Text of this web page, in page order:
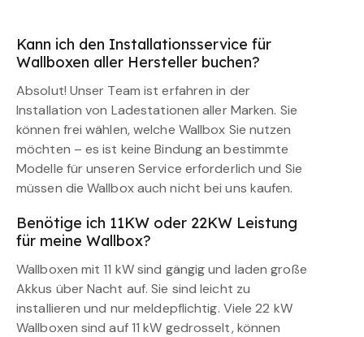
Kann ich den Installationsservice für
Wallboxen aller Hersteller buchen?
Absolut! Unser Team ist erfahren in der
Installation von Ladestationen aller Marken. Sie
können frei wählen, welche Wallbox Sie nutzen
möchten – es ist keine Bindung an bestimmte
Modelle für unseren Service erforderlich und Sie
müssen die Wallbox auch nicht bei uns kaufen.
Benötige ich 11KW oder 22KW Leistung
für meine Wallbox?
Wallboxen mit 11 kW sind gängig und laden große
Akkus über Nacht auf. Sie sind leicht zu
installieren und nur meldepflichtig. Viele 22 kW
Wallboxen sind auf 11 kW gedrosselt, können